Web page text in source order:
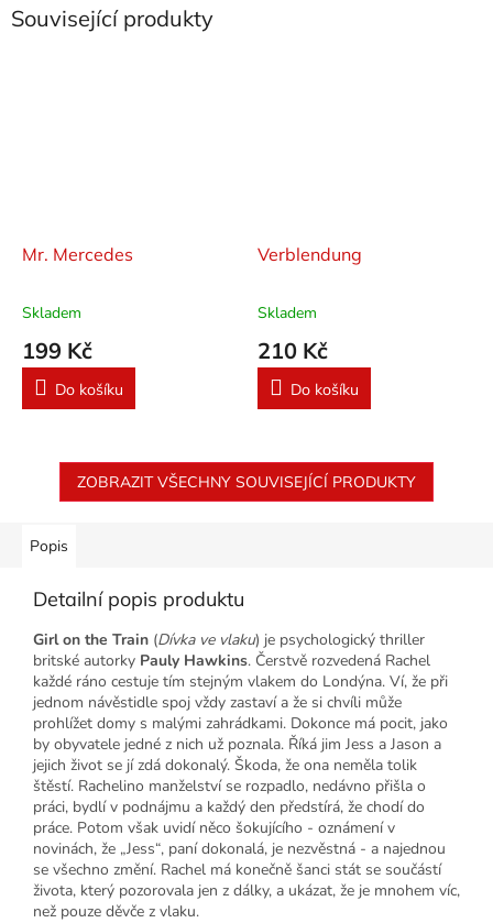
Související produkty
Mr. Mercedes
Skladem
199 Kč
Do košíku
Verblendung
Skladem
210 Kč
Do košíku
ZOBRAZIT VŠECHNY SOUVISEJÍCÍ PRODUKTY
Popis
Detailní popis produktu
Girl on the Train (Dívka ve vlaku) je psychologický thriller
britské autorky Pauly Hawkins. Čerstvě rozvedená Rachel
každé ráno cestuje tím stejným vlakem do Londýna. Ví, že při
jednom návěstidle spoj vždy zastaví a že si chvíli může
prohlížet domy s malými zahrádkami. Dokonce má pocit, jako
by obyvatele jedné z nich už poznala. Říká jim Jess a Jason a
jejich život se jí zdá dokonalý. Škoda, že ona neměla tolik
štěstí. Rachelino manželství se rozpadlo, nedávno přišla o
práci, bydlí v podnájmu a každý den předstírá, že chodí do
práce. Potom však uvidí něco šokujícího - oznámení v
novinách, že „Jess“, paní dokonalá, je nezvěstná - a najednou
se všechno změní. Rachel má konečně šanci stát se součástí
života, který pozorovala jen z dálky, a ukázat, že je mnohem víc,
než pouze děvče z vlaku.